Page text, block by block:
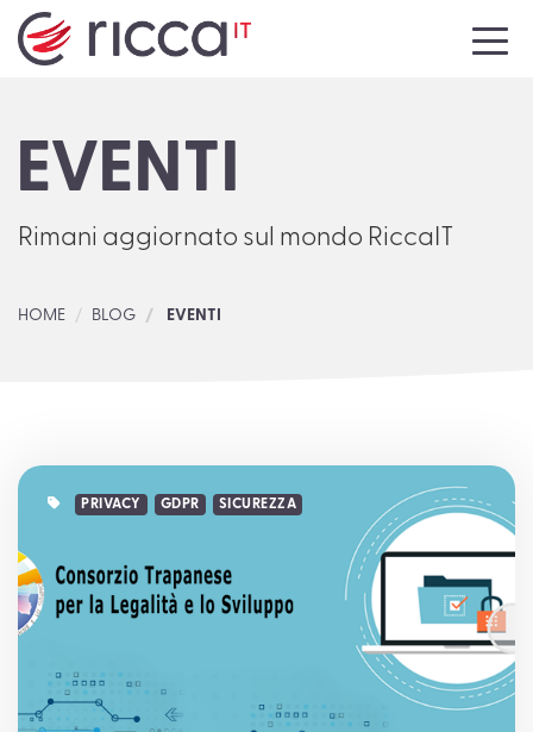
SERVIZI
SUPPORTO
EVENTI
Rimani aggiornato sul mondo RiccaIT
HOME BLOG EVENTI
PRIVACY GDPR SICUREZZA